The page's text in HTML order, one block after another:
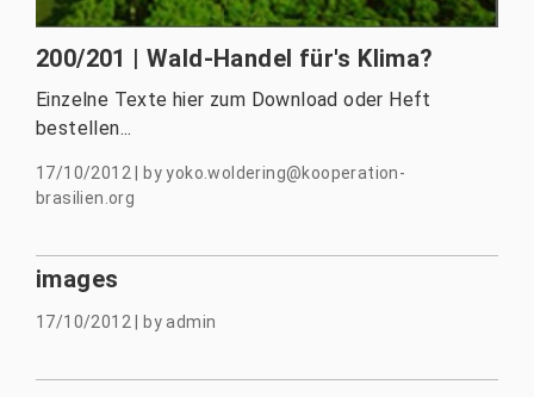
200/201 | Wald-Handel für's Klima?
Einzelne Texte hier zum Download oder Heft
bestellen...
17/10/2012 byyoko.woldering@kooperation-
brasilien.org
images
17/10/2012 byadmin